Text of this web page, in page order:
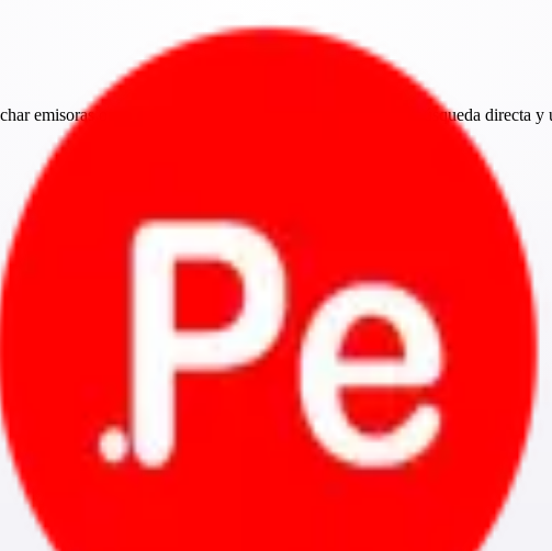
emisoras online del Perú con navegación por regiones, búsqueda directa